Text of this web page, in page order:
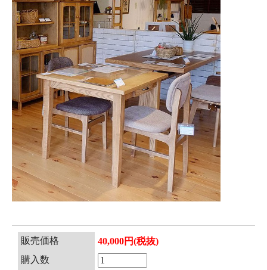
販売価格
40,000円(税抜)
購入数